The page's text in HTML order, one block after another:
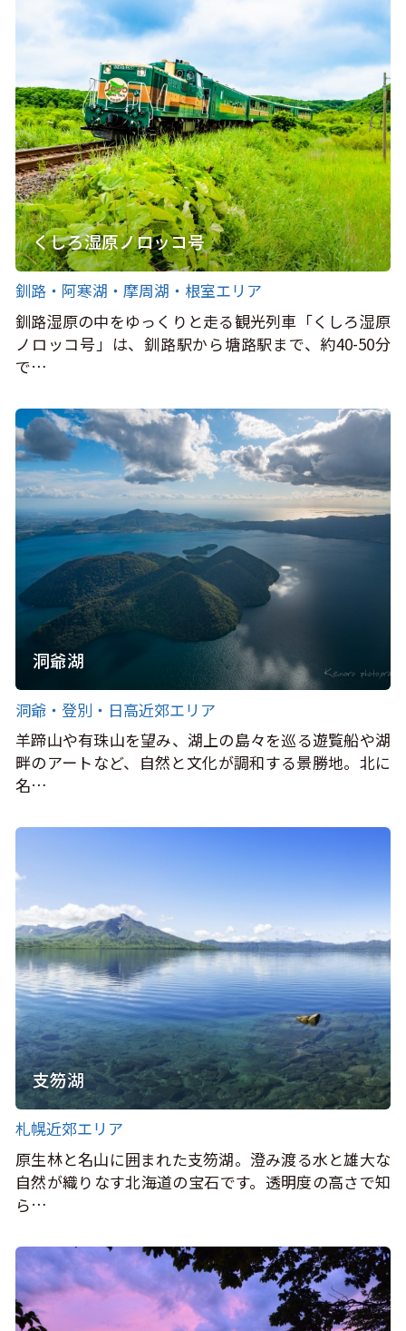
くしろ湿原ノロッコ号
釧路・阿寒湖・摩周湖・根室エリア
釧路湿原の中をゆっくりと走る観光列車「くしろ湿原
ノロッコ号」は、釧路駅から塘路駅まで、約40-50分
で…
洞爺湖
洞爺・登別・日高近郊エリア
羊蹄山や有珠山を望み、湖上の島々を巡る遊覧船や湖
畔のアートなど、自然と文化が調和する景勝地。北に
名…
支笏湖
札幌近郊エリア
原生林と名山に囲まれた支笏湖。澄み渡る水と雄大な
自然が織りなす北海道の宝石です。透明度の高さで知
ら…